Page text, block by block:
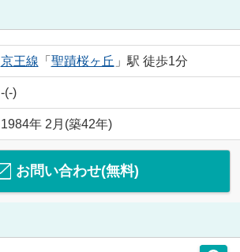
京王線 「 聖蹟桜ヶ丘 」駅 徒歩1分
-(-)
1984年 2月(築42年)
お問い合わせ(無料)